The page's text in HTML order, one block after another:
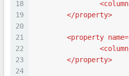
18
19
20
21
22
23
24
<column
</property>
<property name=
<column
</property>